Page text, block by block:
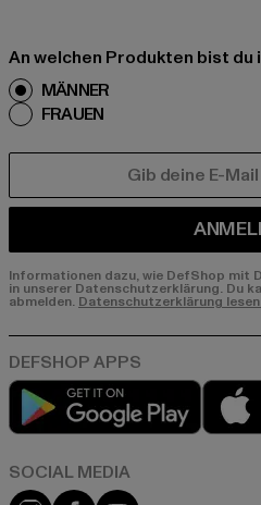
An welchen Produkten bist
MÄNNER
FRAUEN
Informationen dazu, wie DefShop mit
in unserer Datenschutzerklärung. Du
abmelden. Datenschutzerklärung
Play